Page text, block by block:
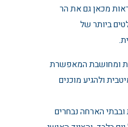
מכאן גם את הר
ביותר של
ומחושבת המאפשרת
ולהגיע מוכנים
ובבתי הארחה נבחרים